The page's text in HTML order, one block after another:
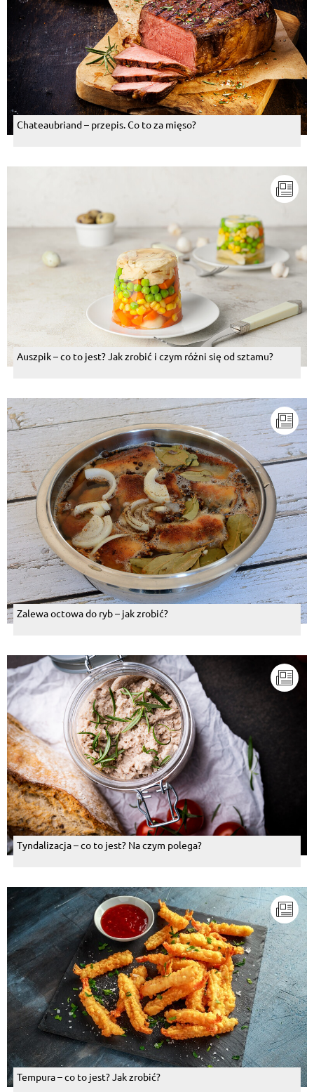
Chateaubriand – przepis. Co to za mięso?
Auszpik – co to jest? Jak zrobić i czym różni się od sztamu?
Zalewa octowa do ryb – jak zrobić?
Tyndalizacja – co to jest? Na czym polega?
Tempura – co to jest? Jak zrobić?